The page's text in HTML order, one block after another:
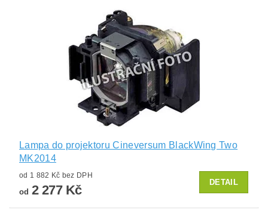
Lampa do projektoru Cineversum BlackWing Two
MK2014
od 1 882 Kč bez DPH
od 2 277 Kč
DETAIL